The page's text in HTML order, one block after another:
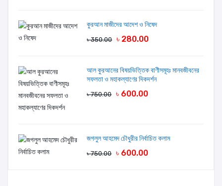
বইটি আমার বাবুর জন্য দরকারী ছিল সঠিক সময়ে পৌছানোর
জন্য ধন্ন্যবাদ
2023, 12:15 PM
কুরআন মাজীদের আদেশ ও নিষেদ
৳ 350.00 ৳ 280.00
আল কুরআনের বিষয়ভিত্তিক বাণীসমূহঃ মানবজীবনের
সফলতা ও মহাকল্যাণের দিকদর্শন
৳ 750.00 ৳ 600.00
জগলুল আহমেদ চৌধুরীর নির্বাচিত কলাম
৳ 750.00 ৳ 600.00